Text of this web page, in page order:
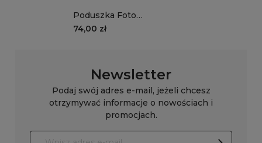
Poduszka Foto
#odcieniemiłosci - Czarny
74,00 zł
Newsletter
Podaj swój adres e-mail, jeżeli chcesz
otrzymywać informacje o nowościach i
promocjach.